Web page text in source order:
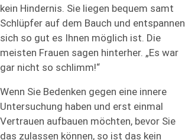
kein Hindernis. Sie liegen bequem samt
Schlüpfer auf dem Bauch und entspannen
sich so gut es Ihnen möglich ist. Die
meisten Frauen sagen hinterher. „Es war
gar nicht so schlimm!“
Wenn Sie Bedenken gegen eine innere
Untersuchung haben und erst einmal
Vertrauen aufbauen möchten, bevor Sie
das zulassen können, so ist das kein